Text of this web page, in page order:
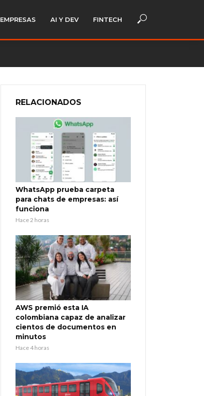
EMPRESAS AI Y DEV FINTECH
RELACIONADOS
WhatsApp prueba carpeta
para chats de empresas: así
funciona
Hace 2 horas
AWS premió esta IA
colombiana capaz de analizar
cientos de documentos en
minutos
Hace 4 horas